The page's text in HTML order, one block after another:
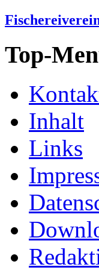
Top-
Inhalt
Links